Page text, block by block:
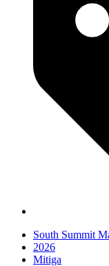
South Summit
2026
Mitiga